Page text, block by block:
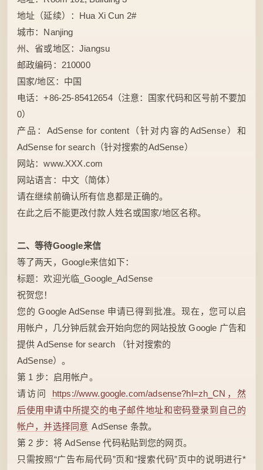
地址（延续）：Hua Xi Cun 2#
城市：Nanjing
州、省或地区：Jiangsu
邮政编码：210000
国家/地区：中国
电话：+86-25-85412654（注意：国家代码和区号前不要加
0）
产品：AdSense for content（针对内容的AdSense）和
AdSense for search（针对搜索的AdSense）
网站：www.XXX.com
网站语言：中文（简体）
请在继续前确认所有信息都是正确的。
在此之后不能更改付款人姓名或国家/地区名称。
二、等待Google来信
等了两天，Google来信如下：
标题：欢迎光临_Google_AdSense
祝贺您！
您的 Google AdSense 申请已得到批准。现在，您可以启
用帐户，几分钟后就会开始向您的网站投放 Google 广告和
提供 AdSense for search （针对搜索的
AdSense）。
第 1 步：启用帐户。
请访问
https://www.google.com/adsense?hl=zh_CN，然
后使用申请中所提交的电子邮件地址和密码登录到自己的
帐户，并选择同意 AdSense 条款。
第 2 步：将 AdSense 代码粘贴到您的网页。
只需按照“广告布局代码”页和“搜索代码”页中的说明进行*